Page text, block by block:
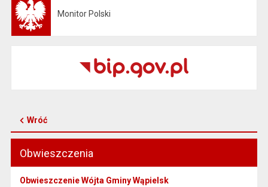
Monitor Polski
Wróć
Obwieszczenia
Obwieszczenie Wójta Gminy Wąpielsk